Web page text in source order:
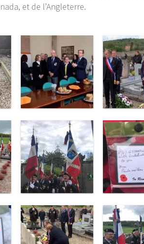
et de l’Angleterre.